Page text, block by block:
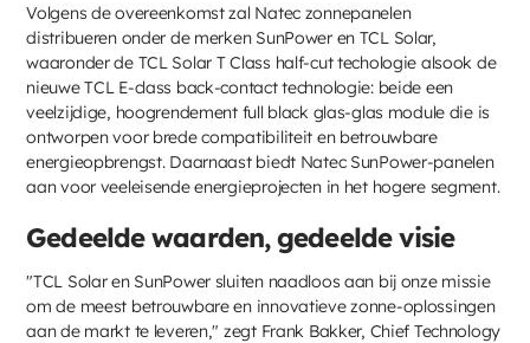
Volgens de overeenkomst zal Natec zonnepanelen
distribueren onder de merken SunPower en TCL Solar,
waaronder de TCL Solar T Class half-cut techologie alsook de
nieuwe TCL E-class back-contact technologie: beide een
veelzijdige, hoogrendement full black glas-glas module die is
ontworpen voor brede compatibiliteit en betrouwbare
energieopbrengst. Daarnaast biedt Natec SunPower-panelen
aan voor veeleisende energieprojecten in het hogere segment.
Gedeelde waarden, gedeelde visie
"TCL Solar en SunPower sluiten naadloos aan bij onze missie
om de meest betrouwbare en innovatieve zonne-oplossingen
aan de markt te leveren," zegt Frank Bakker, Chief Technology